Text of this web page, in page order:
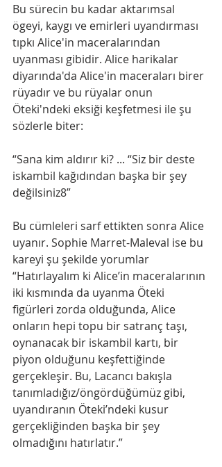
Bu sürecin bu kadar aktarımsal
ögeyi, kaygı ve emirleri uyandırması
tıpkı Alice'in maceralarından
uyanması gibidir. Alice harikalar
diyarında'da Alice'in maceraları birer
rüyadır ve bu rüyalar onun
Öteki'ndeki eksiği keşfetmesi ile şu
sözlerle biter:
“Sana kim aldırır ki? ... “Siz bir deste
iskambil kağıdından başka bir şey
değilsiniz8”
Bu cümleleri sarf ettikten sonra Alice
uyanır. Sophie Marret-Maleval ise bu
kareyi şu şekilde yorumlar
“Hatırlayalım ki Alice’in maceralarının
iki kısmında da uyanma Öteki
figürleri zorda olduğunda, Alice
onların hepi topu bir satranç taşı,
oynanacak bir iskambil kartı, bir
piyon olduğunu keşfettiğinde
gerçekleşir. Bu, Lacancı bakışla
tanımladığız/öngördüğümüz gibi,
uyandıranın Öteki’ndeki kusur
gerçekliğinden başka bir şey
olmadığını hatırlatır.”